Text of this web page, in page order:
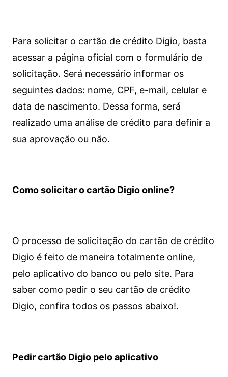
Para solicitar o cartão de crédito Digio, basta
acessar a página oficial com o formulário de
solicitação. Será necessário informar os
seguintes dados: nome, CPF, e-mail, celular e
data de nascimento. Dessa forma, será
realizado uma análise de crédito para definir a
sua aprovação ou não.
Como solicitar o cartão Digio online?
O processo de solicitação do cartão de crédito
Digio é feito de maneira totalmente online,
pelo aplicativo do banco ou pelo site. Para
saber como pedir o seu cartão de crédito
Digio, confira todos os passos abaixo!.
Pedir cartão Digio pelo aplicativo